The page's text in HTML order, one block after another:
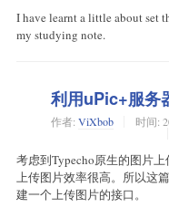
I have learnt a little about set
my studying note.
利用uPic+服务
作者: ViXbob 时间:
考虑到Typecho原生的图片
上传图片效率很高。所以这
建一个上传图片的接口。